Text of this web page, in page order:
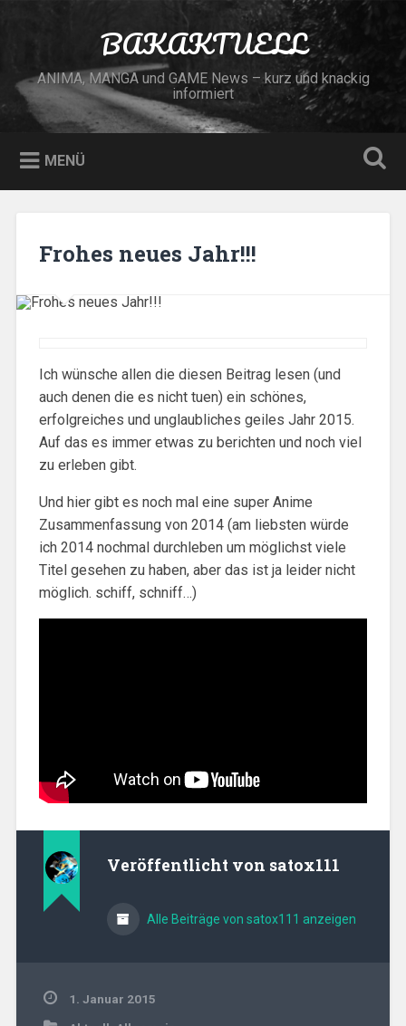
BAKAKTUELL
ANIMA, MANGA und GAME News – kurz und knackig
informiert
MENÜ
Frohes neues Jahr!!!
Ich wünsche allen die diesen Beitrag lesen (und
auch denen die es nicht tuen) ein schönes,
erfolgreiches und unglaubliches geiles Jahr 2015.
Auf das es immer etwas zu berichten und noch viel
zu erleben gibt.
Und hier gibt es noch mal eine super Anime
Zusammenfassung von 2014 (am liebsten würde
ich 2014 nochmal durchleben um möglichst viele
Titel gesehen zu haben, aber das ist ja leider nicht
möglich. schiff, schniff…)
Veröffentlicht von satox111
Alle Beiträge von satox111 anzeigen
1. Januar 2015